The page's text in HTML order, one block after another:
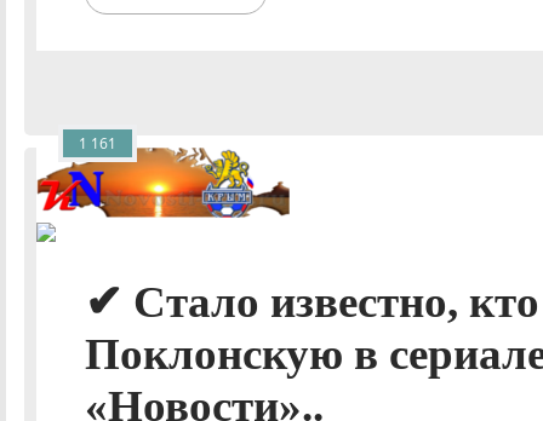
✔ Стало известно,
Поклонскую в
«Новости»..
1 161